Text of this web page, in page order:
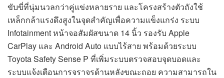
ขับขี่ที่นุ่มนวลกว่าคู่แข่งหลายราย และโครงสร้างตัวถังใช้
เหล็กกล้าแรงดึงสูงในจุดสำคัญเพื่อความแข็งแกร่ง ระบบ
Infotainment หน้าจอสัมผัสขนาด 14 นิ้ว รองรับ Apple
CarPlay และ Android Auto แบบไร้สาย พร้อมด้วยระบบ
Toyota Safety Sense P ที่เพิ่มระบบตรวจสอบจุดบอดและ
ระบบแจ้งเตือนการจราจรด้านหลังขณะถอย ความสามารถใน